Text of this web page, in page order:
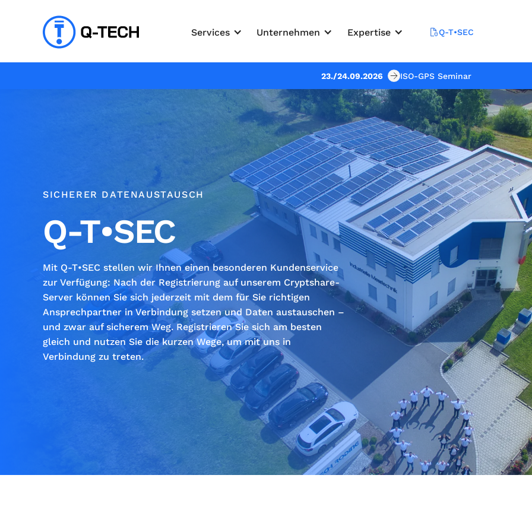
Services Unternehmen Expertise Q-T•SEC
23./24.09.2026 ISO-GPS Seminar
SICHERER DATENAUSTAUSCH
Q-T•SEC
Mit Q-T•SEC stellen wir Ihnen einen besonderen Kundenservice
zur Verfügung: Nach der Registrierung auf unserem Cryptshare-
Server können Sie sich jederzeit mit dem für Sie richtigen
Ansprechpartner in Verbindung setzen und Daten austauschen –
und zwar auf sicherem Weg. Registrieren Sie sich am besten
gleich und nutzen Sie die kurzen Wege, um mit uns in
Verbindung zu treten.